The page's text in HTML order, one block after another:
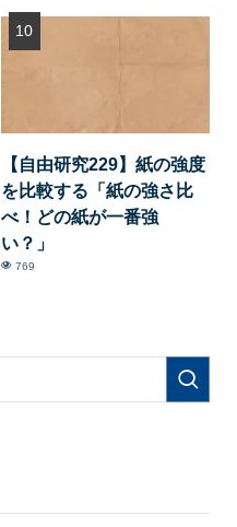
【自由研究229】紙の強度
を比較する「紙の強さ比
べ！どの紙が一番強
い？」
769